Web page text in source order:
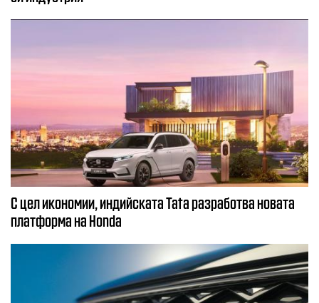
С цел икономии, индийската Tata разработва новата
платформа на Honda